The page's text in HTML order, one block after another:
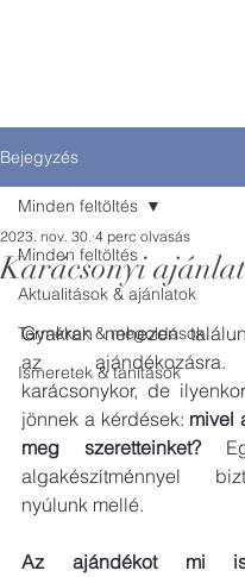
Bejegyzés
Minden feltöltés
Aktualitások & ajánlatok
Termékek & megoldások
Ismeretek & tanítások
Minden feltöltés
Karácsonyi
2023. nov. 30. 4 perc olvasás
Gyakran nehezen
az
karácsonykor, de
jönnek a kérdések: mivel
meg szeretteinket?
algakészítménnyel
nyúlunk mellé.
Az ajándékot mi is